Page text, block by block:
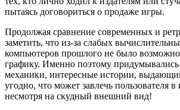
пытаясь договориться о продаже игры.
Продолжая сравнение современных и
заметить, что из-за слабых
компьютеров прошлого не было
графику. Именно поэтому придумывались
механики, интересные истории,
угодно, что может завлечь пользователя
несмотря на скудный внешний вид!